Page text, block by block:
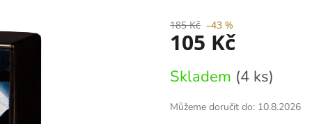
185 Kč –43 %
105 Kč
cena:
Skladem (4 ks)
Můžeme doručit do: 10.8.2026